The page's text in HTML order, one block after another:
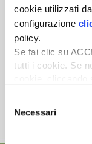
cookie utilizzati
configurazione
policy.
Se fai clic su
tutti i cookie. Se
desideri
delNecessari